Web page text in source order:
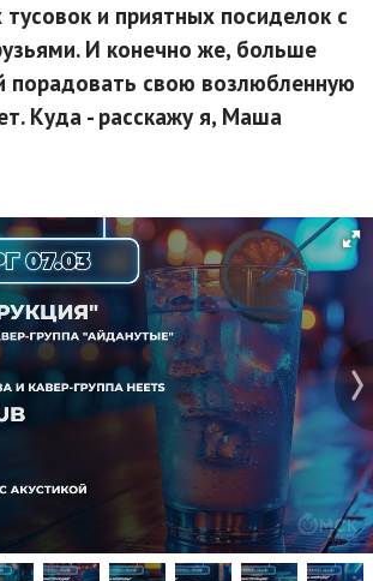
и приятных посиделок с
И конечно же, больше
порадовать свою возлюбленную
Куда - расскажу я, Маша